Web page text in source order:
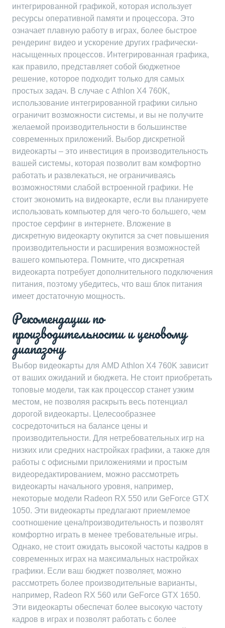
интегрированной графикой, которая использует
ресурсы оперативной памяти и процессора. Это
означает плавную работу в играх, более быстрое
рендеринг видео и ускорение других графически-
насыщенных процессов. Интегрированная графика,
как правило, представляет собой бюджетное
решение, которое подходит только для самых
простых задач. В случае с Athlon X4 760K,
использование интегрированной графики сильно
ограничит возможности системы, и вы не получите
желаемой производительности в большинстве
современных приложений. Выбор дискретной
видеокарты – это инвестиция в производительность
вашей системы, которая позволит вам комфортно
работать и развлекаться, не ограничиваясь
возможностями слабой встроенной графики. Не
стоит экономить на видеокарте, если вы планируете
использовать компьютер для чего-то большего, чем
простое серфинг в интернете. Вложение в
дискретную видеокарту окупится за счет повышения
производительности и расширения возможностей
вашего компьютера. Помните, что дискретная
видеокарта потребует дополнительного подключения
питания, поэтому убедитесь, что ваш блок питания
имеет достаточную мощность.
Рекомендации по
производительности и ценовому
диапазону
Выбор видеокарты для AMD Athlon X4 760K зависит
от ваших ожиданий и бюджета. Не стоит приобретать
топовые модели, так как процессор станет узким
местом, не позволяя раскрыть весь потенциал
дорогой видеокарты. Целесообразнее
сосредоточиться на балансе цены и
производительности. Для нетребовательных игр на
низких или средних настройках графики, а также для
работы с офисными приложениями и простым
видеоредактированием, можно рассмотреть
видеокарты начального уровня, например,
некоторые модели Radeon RX 550 или GeForce GTX
1050. Эти видеокарты предлагают приемлемое
соотношение цена/производительность и позволят
комфортно играть в менее требовательные игры.
Однако, не стоит ожидать высокой частоты кадров в
современных играх на максимальных настройках
графики. Если ваш бюджет позволяет, можно
рассмотреть более производительные варианты,
например, Radeon RX 560 или GeForce GTX 1650.
Эти видеокарты обеспечат более высокую частоту
кадров в играх и позволят работать с более